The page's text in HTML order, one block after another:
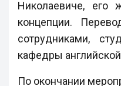
Николаевиче, его
концепции.
сотрудниками,
кафедры
По окончании